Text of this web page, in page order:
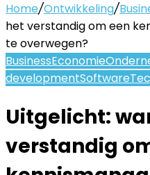
Home/Ontwikkeling/
het verstandig om een
te overwegen?
BusinessEconomie
developmentSoftware
Uitgelicht:
verstandig